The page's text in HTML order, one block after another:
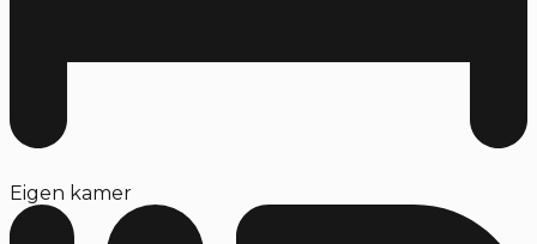
Eigen kamer